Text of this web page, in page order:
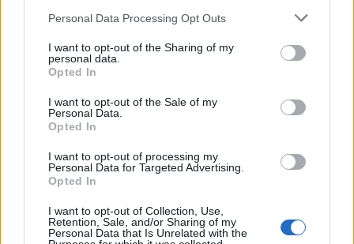
Please note that this website/app uses one or more Google
not limited to your visit or usage behaviour. You may click to
grant or deny consent to Google and its third-party tags to
use your data for below specified purposes in below Google
consent section.
Personal Data Processing Opt Outs
I want to opt-out of the Sharing of my
personal data.
Opted In
I want to opt-out of the Sale of my
Personal Data.
Opted In
I want to opt-out of processing my
Personal Data for Targeted Advertising.
Opted In
I want to opt-out of Collection, Use,
Retention, Sale, and/or Sharing of my
Personal Data that Is Unrelated with the
mindezértPutyina felelős...
Negyedszer szeretném felhívni a figyelmet arra,
hogy Amerikának a nyilvánosság előtt nem
érdekeltségek fölözik le az iraki olajügyletek hasznát.
Mellékesen, a kőolaj-vezetékek olajkutak
vagy azért lehetséges, mert ezeket, és csak ezeket,
nagyon hatékonyan képesek megvédeni az amerikaiak,
szervezettel, az al-Nuszrával, meg többiekkel, amelyek
ellen állítólag harcolnak.